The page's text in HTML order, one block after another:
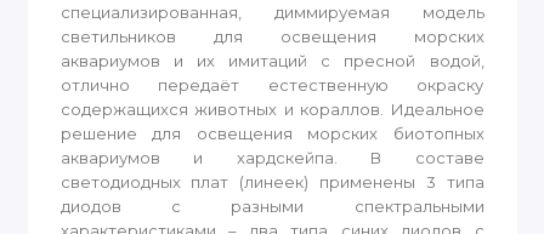
специализированная, диммируемая модель
светильников для освещения морских
аквариумов и их имитаций с пресной водой,
отлично передаёт естественную окраску
содержащихся животных и кораллов. Идеальное
решение для освещения морских биотопных
аквариумов и хардскейпа. В составе
светодиодных плат (линеек) применены 3 типа
диодов с разными спектральными